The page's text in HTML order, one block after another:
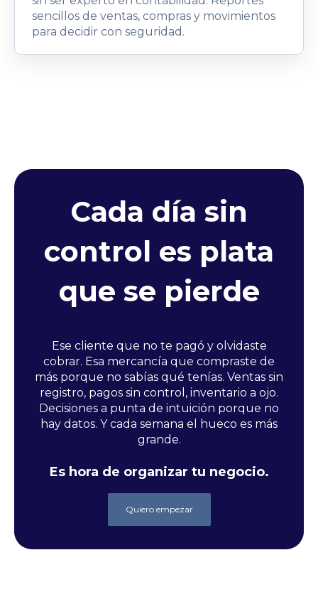
sencillos de ventas, compras y movimientos
para decidir con seguridad.
Cada día sin
control es plata
que se pierde
Ese cliente que no te pagó y olvidaste
cobrar. Esa mercancía que compraste de
más porque no sabías qué tenías. Ventas sin
registro, pagos sin control, inventario a ojo.
Decisiones a punta de intuición porque no
hay datos. Y cada semana el hueco es más
grande.
Es hora de organizar tu negocio.
Quiero empezar